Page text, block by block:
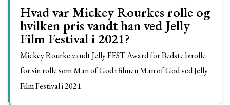
Hvad var Mickey Rourkes rolle og
hvilken pris vandt han ved Jelly
Film Festival i 2021?
Mickey Rourke vandt Jelly FEST Award for Bedste birolle
for sin rolle som Man of God i filmen Man of God ved Jelly
Film Festival i 2021.